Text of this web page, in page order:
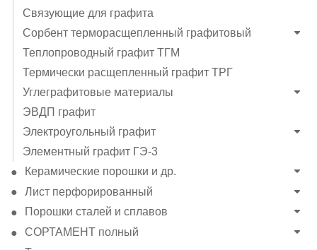
Связующие для графита
Сорбент терморасщепленный графитовый
Теплопроводный графит ТГМ
Термически расщепленный графит ТРГ
Углеграфитовые материалы
ЭВДП графит
Электроугольный графит
Элементный графит ГЭ-3
Керамические порошки и др.
Лист перфорированный
Порошки сталей и сплавов
СОРТАМЕНТ полный